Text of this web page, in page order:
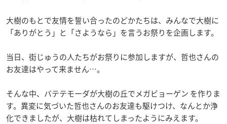
大樹のもとで友情を誓い合ったのどかたちは、みんなで大樹に
「ありがとう」と「さようなら」を言うお祭りを企画します。
当日、街じゅうの人たちがお祭りに参加しますが、哲也さんの
お友達はやって来ません…。
そんな中、バテテモーダが大樹の丘でメガビョーゲン を作りま
す。異変に気づいた哲也さんのお友達も駆けつけ、なんとか浄
化できましたが、大樹は枯れてしまったようにみえます。